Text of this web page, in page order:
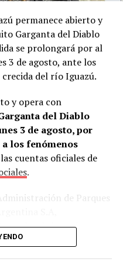
fue aceptada
en una escuela
desde Alemania y
a Alemania
con Skölfman y
y comenzaron a
En Deula
extranjeros”, señaló.
permanece abierto y
Garganta del Diablo
se prolongará por al
3 de agosto, ante los
del río Iguazú.
y opera con
del Diablo
3 de agosto, por
los fenómenos
cuentas oficiales de
.
de Parques
sobre la base de